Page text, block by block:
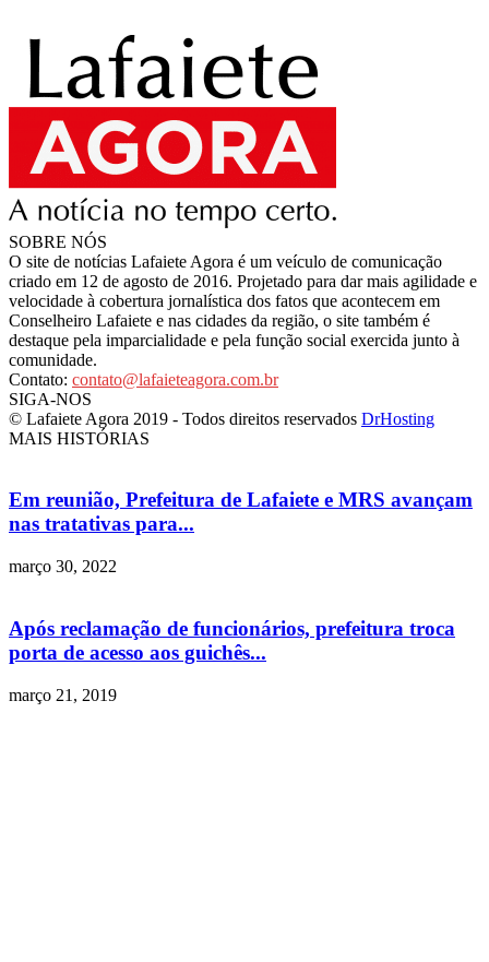
SOBRE NÓS
O site de notícias Lafaiete Agora é um veículo de comunicação
criado em 12 de agosto de 2016. Projetado para dar mais agilidade e
velocidade à cobertura jornalística dos fatos que acontecem em
Conselheiro Lafaiete e nas cidades da região, o site também é
destaque pela imparcialidade e pela função social exercida junto à
comunidade.
Contato: contato@lafaieteagora.com.br
SIGA-NOS
© Lafaiete Agora 2019 - Todos direitos reservados DrHosting
MAIS HISTÓRIAS
Em reunião, Prefeitura de Lafaiete e MRS avançam
nas tratativas para...
março 30, 2022
Após reclamação de funcionários, prefeitura troca
porta de acesso aos guichês...
março 21, 2019